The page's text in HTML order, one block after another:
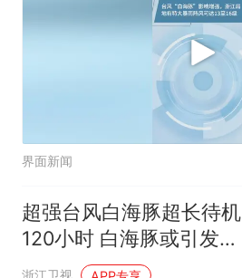
界面新闻
超强台风白海豚超长待机
120小时 白海豚或引发特
大暴雨
浙江卫视